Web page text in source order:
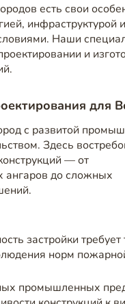
есть свои
инфраструктурой и
Наши
и
для
с развитой
Здесь
— от
ангаров до сложных
застройки
норм
промышленных